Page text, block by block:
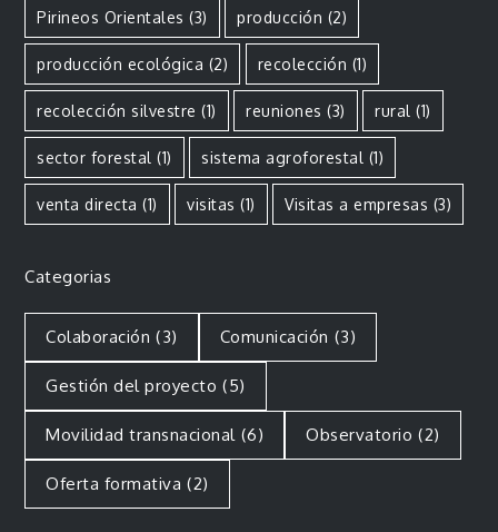
Pirineos Orientales (3) producción (2)
producción ecológica (2) recolección (1)
recolección silvestre (1) reuniones (3) rural (1)
sector forestal (1) sistema agroforestal (1)
venta directa (1) visitas (1) Visitas a empresas (3)
Categorias
Colaboración (3) Comunicación (3)
Gestión del proyecto (5)
Movilidad transnacional (6) Observatorio (2)
Oferta formativa (2)